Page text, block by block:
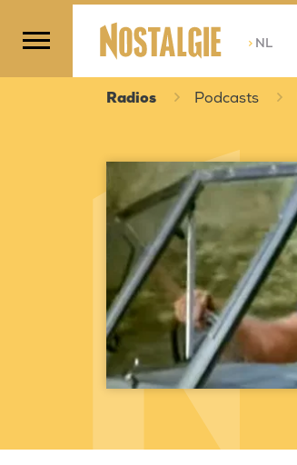
>NL
Radios Podcasts